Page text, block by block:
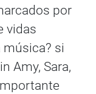
por
vidas
si
Amy, Sara,